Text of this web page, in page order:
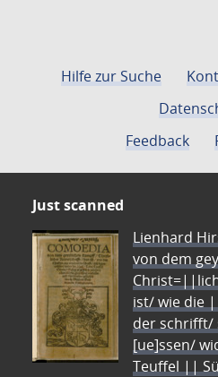
Hilfe zur Suche
Feedback
Just scanned
Lienhard
von dem
ist/ wie die
der
[ue]ssen/
Teuffel ||